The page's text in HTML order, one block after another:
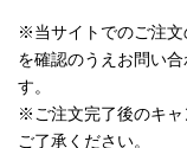
※当サイトでのご注文
を確認のうえお問い
す。
※ご注文完了後のキャ
ご了承ください。